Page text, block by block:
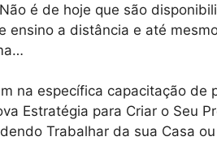
é de hoje que são
ensino a distância e até
na específica capacitação de
Estratégia para Criar o Seu
Trabalhar da sua Casa